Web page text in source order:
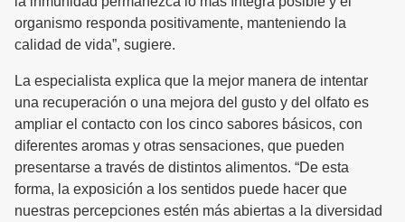
organismo responda positivamente, manteniendo la
calidad de vida”, sugiere.
La especialista explica que la mejor manera de intentar
una recuperación o una mejora del gusto y del olfato es
ampliar el contacto con los cinco sabores básicos, con
diferentes aromas y otras sensaciones, que pueden
presentarse a través de distintos alimentos. “De esta
forma, la exposición a los sentidos puede hacer que
nuestras percepciones estén más abiertas a la diversidad